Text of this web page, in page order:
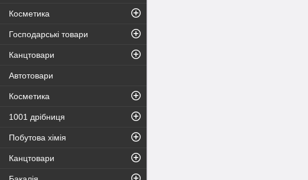
Косметика
Господарські товари
Канцтовари
Автотовари
Косметика
1001 дрібниця
Побутова хімія
Канцтовари